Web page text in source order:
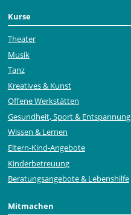
Kurse
Theater
Musik
Tanz
Kreatives & Kunst
Offene Werkstätten
Gesundheit, Sport & Entspannung
Wissen & Lernen
Eltern-Kind-Angebote
Kinderbetreuung
Beratungsangebote & Lebenshilfe
Mitmachen